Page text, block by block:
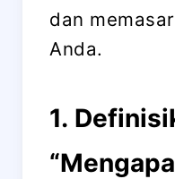
dan
Anda.
1.